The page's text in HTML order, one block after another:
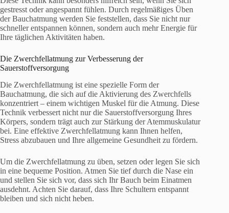
gestresst oder angespannt fühlen. Durch regelmäßiges Üben
der Bauchatmung werden Sie feststellen, dass Sie nicht nur
schneller entspannen können, sondern auch mehr Energie für
Ihre täglichen Aktivitäten haben.
Die Zwerchfellatmung zur Verbesserung der
Sauerstoffversorgung
Die Zwerchfellatmung ist eine spezielle Form der
Bauchatmung, die sich auf die Aktivierung des Zwerchfells
konzentriert – einem wichtigen Muskel für die Atmung. Diese
Technik verbessert nicht nur die Sauerstoffversorgung Ihres
Körpers, sondern trägt auch zur Stärkung der Atemmuskulatur
bei. Eine effektive Zwerchfellatmung kann Ihnen helfen,
Stress abzubauen und Ihre allgemeine Gesundheit zu fördern.
Um die Zwerchfellatmung zu üben, setzen oder legen Sie sich
in eine bequeme Position. Atmen Sie tief durch die Nase ein
und stellen Sie sich vor, dass sich Ihr Bauch beim Einatmen
ausdehnt. Achten Sie darauf, dass Ihre Schultern entspannt
bleiben und sich nicht heben.